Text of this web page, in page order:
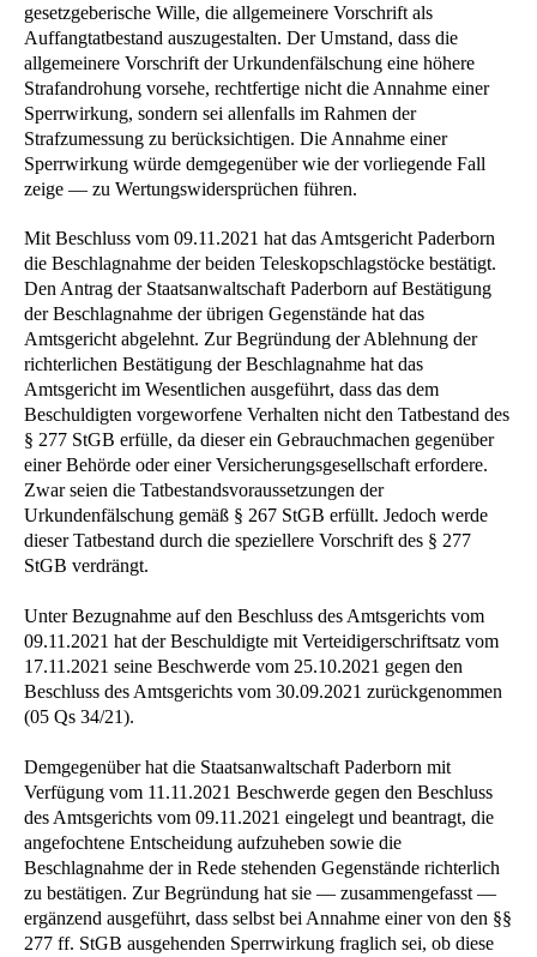
gesetzgeberische Wille, die allgemeinere Vorschrift als
Auffangtatbestand auszugestalten. Der Umstand, dass die
allgemeinere Vorschrift der Urkundenfälschung eine höhere
Strafandrohung vorsehe, rechtfertige nicht die Annahme einer
Sperrwirkung, sondern sei allenfalls im Rahmen der
Strafzumessung zu berücksichtigen. Die Annahme einer
Sperrwirkung würde demgegenüber wie der vorliegende Fall
zeige — zu Wertungswidersprüchen führen.
Mit Beschluss vom 09.11.2021 hat das Amtsgericht Paderborn
die Beschlagnahme der beiden Teleskopschlagstöcke bestätigt.
Den Antrag der Staatsanwaltschaft Paderborn auf Bestätigung
der Beschlagnahme der übrigen Gegenstände hat das
Amtsgericht abgelehnt. Zur Begründung der Ablehnung der
richterlichen Bestätigung der Beschlagnahme hat das
Amtsgericht im Wesentlichen ausgeführt, dass das dem
Beschuldigten vorgeworfene Verhalten nicht den Tatbestand des
§ 277 StGB erfülle, da dieser ein Gebrauchmachen gegenüber
einer Behörde oder einer Versicherungsgesellschaft erfordere.
Zwar seien die Tatbestandsvoraussetzungen der
Urkundenfälschung gemäß § 267 StGB erfüllt. Jedoch werde
dieser Tatbestand durch die speziellere Vorschrift des § 277
StGB verdrängt.
Unter Bezugnahme auf den Beschluss des Amtsgerichts vom
09.11.2021 hat der Beschuldigte mit Verteidigerschriftsatz vom
17.11.2021 seine Beschwerde vom 25.10.2021 gegen den
Beschluss des Amtsgerichts vom 30.09.2021 zurückgenommen
(05 Qs 34/21).
Demgegenüber hat die Staatsanwaltschaft Paderborn mit
Verfügung vom 11.11.2021 Beschwerde gegen den Beschluss
des Amtsgerichts vom 09.11.2021 eingelegt und beantragt, die
angefochtene Entscheidung aufzuheben sowie die
Beschlagnahme der in Rede stehenden Gegenstände richterlich
zu bestätigen. Zur Begründung hat sie — zusammengefasst —
ergänzend ausgeführt, dass selbst bei Annahme einer von den §§
277 ff. StGB ausgehenden Sperrwirkung fraglich sei, ob diese